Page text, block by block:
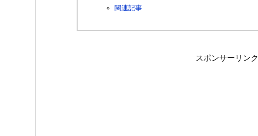
関連記事
スポンサーリンク